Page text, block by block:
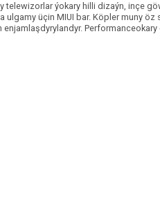
ýokary hilli dizaýn, inçe
üçin MIUI bar. Köpler muny